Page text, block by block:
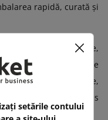
rapidă, curată și
I/19? Documente,
dispozitive
pachete corporate,
și produse wellness
setările contului